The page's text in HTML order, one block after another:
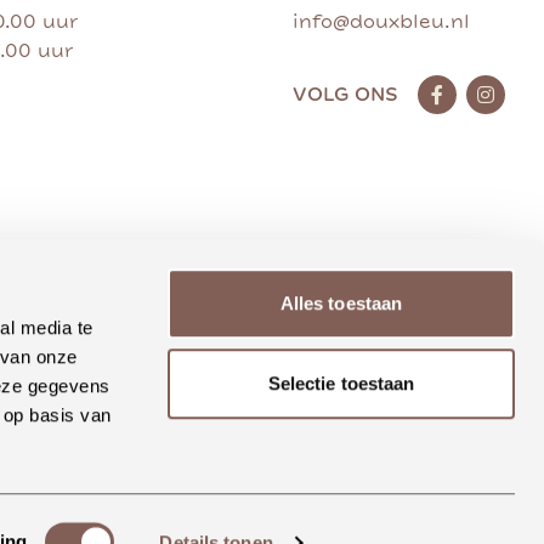
media te
onze
gegevens
basis van
Alles toestaan
Selectie toestaan
uur
uur
info@douxbleu.nl
VOLG ONS